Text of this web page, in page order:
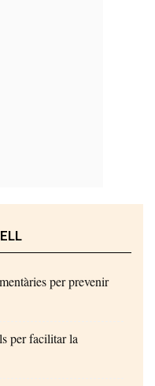
per prevenir
per facilitar la